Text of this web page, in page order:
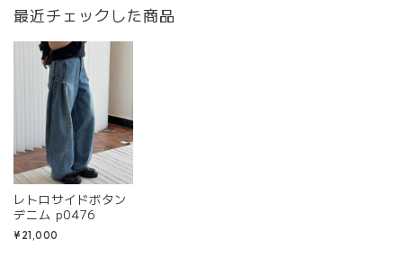
最近チェックした商品
レトロサイドボタン
デニム p0476
¥21,000